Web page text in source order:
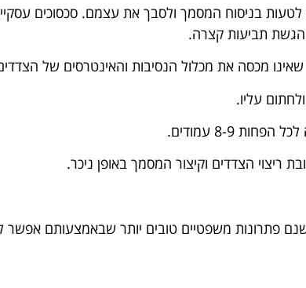
לטעות בניסוח המסמך ולסבך את עצמם. סכסוכים
תביעות קצרה.
מכסה את מכלול הנסיבות והאינטרסים של הצדדים
עליו.
הצדדים וקיצור המסמך באופן ניכר.
פתרונות משפטיים טובים יותר שבאמצעותם